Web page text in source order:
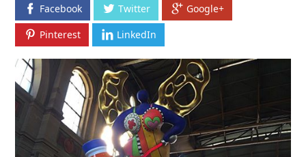
Facebook Twitter Google+
Pinterest LinkedIn